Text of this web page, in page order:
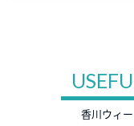
香川ウィ